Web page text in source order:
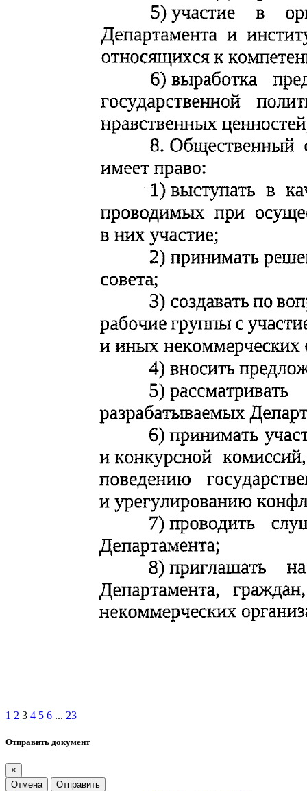
1 2 3 4 5 6 ... 23
Отправить документ
×
Отмена
Отправить